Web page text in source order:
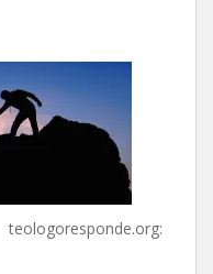
teologoresponde.org: